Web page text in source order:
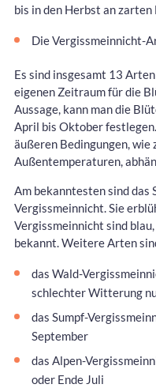
bis in den Herbst an zarten
Die Vergissmeinnicht-
Es sind insgesamt 13
eigenen Zeitraum für die
Aussage, kann man die
April bis Oktober
äußeren Bedingungen, wie
Außentemperaturen,
Am bekanntesten sind das
Vergissmeinnicht. Sie
Vergissmeinnicht sind
bekannt. Weitere Arten
das Wald-
schlechter Witterung
das Sumpf-
September
das Alpen-
oder Ende Juli